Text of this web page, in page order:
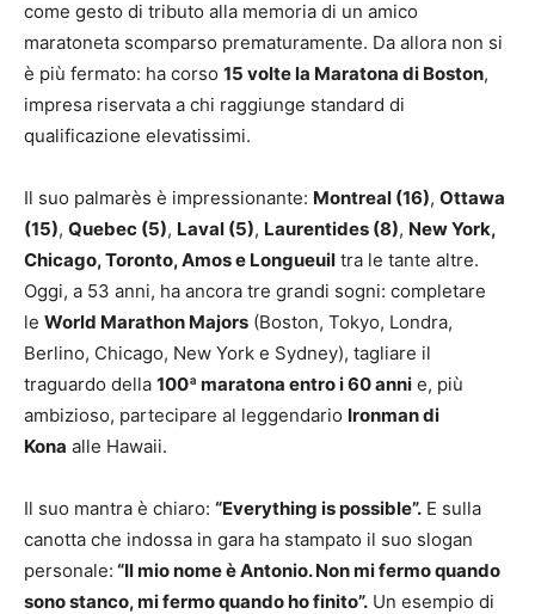
come gesto di tributo alla memoria di un amico
maratoneta scomparso prematuramente. Da allora non si
è più fermato: ha corso 15 volte la Maratona di Boston,
impresa riservata a chi raggiunge standard di
qualificazione elevatissimi.
Il suo palmarès è impressionante: Montreal (16), Ottawa
(15), Quebec (5), Laval (5), Laurentides (8), New York,
Chicago, Toronto, Amos e Longueuil tra le tante altre.
Oggi, a 53 anni, ha ancora tre grandi sogni: completare
le World Marathon Majors (Boston, Tokyo, Londra,
Berlino, Chicago, New York e Sydney), tagliare il
traguardo della 100ª maratona entro i 60 anni e, più
ambizioso, partecipare al leggendario Ironman di
Kona alle Hawaii.
Il suo mantra è chiaro: “Everything is possible”. E sulla
canotta che indossa in gara ha stampato il suo slogan
personale: “Il mio nome è Antonio. Non mi fermo quando
sono stanco, mi fermo quando ho finito”. Un esempio di